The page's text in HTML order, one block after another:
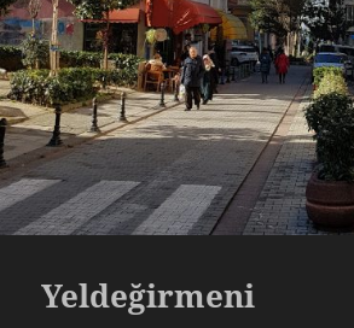
Yeldeğirmeni